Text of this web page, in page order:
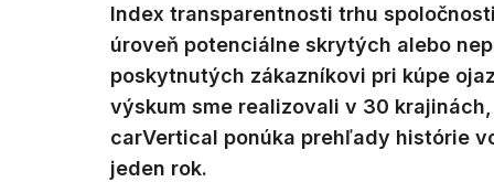
Index transparentnosti trhu
úroveň potenciálne skrytých alebo
poskytnutých zákazníkovi pri kúpe
výskum sme realizovali v 30
carVertical ponúka prehľady histórie
jeden rok.